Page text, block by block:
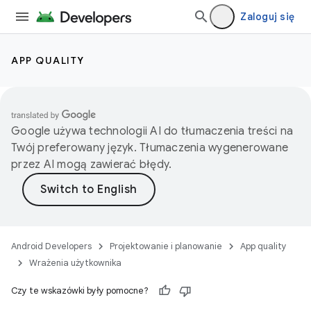
Zaloguj się
APP QUALITY
Google używa technologii AI do tłumaczenia treści na
Twój preferowany język. Tłumaczenia wygenerowane
przez AI mogą zawierać błędy.
Android Developers Projektowanie i planowanie
App quality
Wrażenia użytkownika
Czy te wskazówki były pomocne?